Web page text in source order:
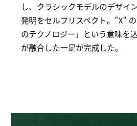
し、クラシックモデルのデザイ
発明をセルフリスペクト。”X”
のテクノロジー」という意味を
が融合した一足が完成した。